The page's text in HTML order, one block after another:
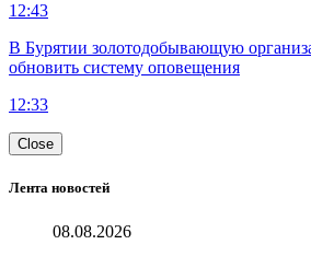
12:43
В Бурятии золотодобывающую
обновить систему оповещения
12:33
Close
Лента новостей
08.08.2026